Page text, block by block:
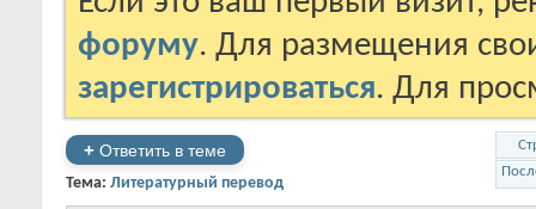
форуму. Для размещения
зарегистрироваться. Для
+ Ответить в теме
Тема: Литературный перевод